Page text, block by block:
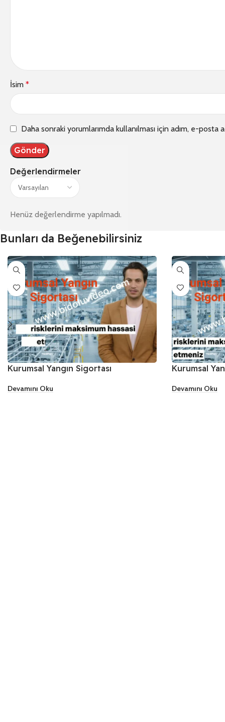
Değerlendirmeler
Henüz değerlendirme yapılmadı.
İsim *
Daha sonraki yorumlarımda kullanılması için adım, e-
Bunları da Beğenebilirsiniz
Kurumsal Yangın Sigortası
Devamını Oku
Kurumsal
Devamını Oku